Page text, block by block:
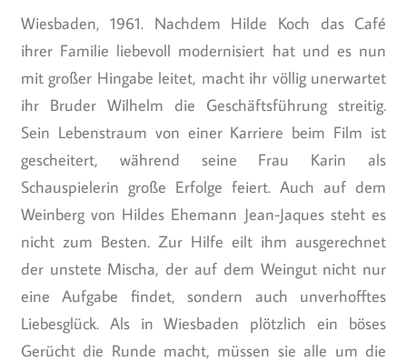
Wiesbaden, 1961. Nachdem Hilde Koch das Café
ihrer Familie liebevoll modernisiert hat und es nun
mit großer Hingabe leitet, macht ihr völlig unerwartet
ihr Bruder Wilhelm die Geschäftsführung streitig.
Sein Lebenstraum von einer Karriere beim Film ist
gescheitert, während seine Frau Karin als
Schauspielerin große Erfolge feiert. Auch auf dem
Weinberg von Hildes Ehemann Jean-Jaques steht es
nicht zum Besten. Zur Hilfe eilt ihm ausgerechnet
der unstete Mischa, der auf dem Weingut nicht nur
eine Aufgabe findet, sondern auch unverhofftes
Liebesglück. Als in Wiesbaden plötzlich ein böses
Gerücht die Runde macht, müssen sie alle um die